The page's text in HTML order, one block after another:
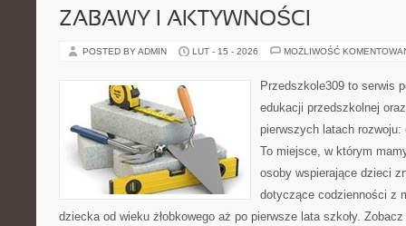
ZABAWY I AKTYWNOŚCI
POSTED BY ADMIN LUT - 15 - 2026 MOŻLIWOŚĆ
Przedszkole309 to serwis
edukacji przedszkolnej
pierwszych latach
To miejsce, w którym
osoby wspierające dzieci
dotyczące codzienności z
dziecka od wieku żłobkowego aż po pierwsze lata szkoły.